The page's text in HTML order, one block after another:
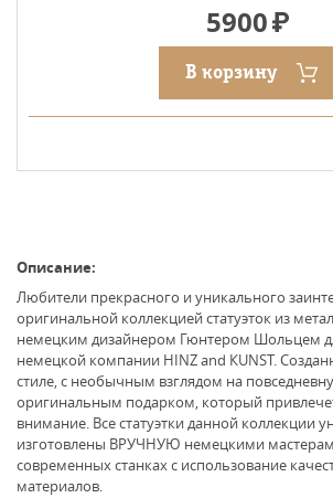
5900
В корзину
Описание:
Любители прекрасного и уникального
оригинальной коллекцией статуэток из
немецким дизайнером Гюнтером Шольцем
немецкой компании НINZ and КUNST.
стиле, с необычным взглядом на
оригинальным подарком, который
внимание. Все статуэтки данной коллекции
изготовлены ВРУЧНУЮ немецкими
современных станках с использование
материалов.